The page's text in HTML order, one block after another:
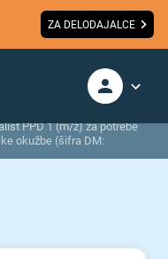
ZA DELODAJALCE
PPD 1 (m/ž) za potrebe
okužbe (šifra DM: